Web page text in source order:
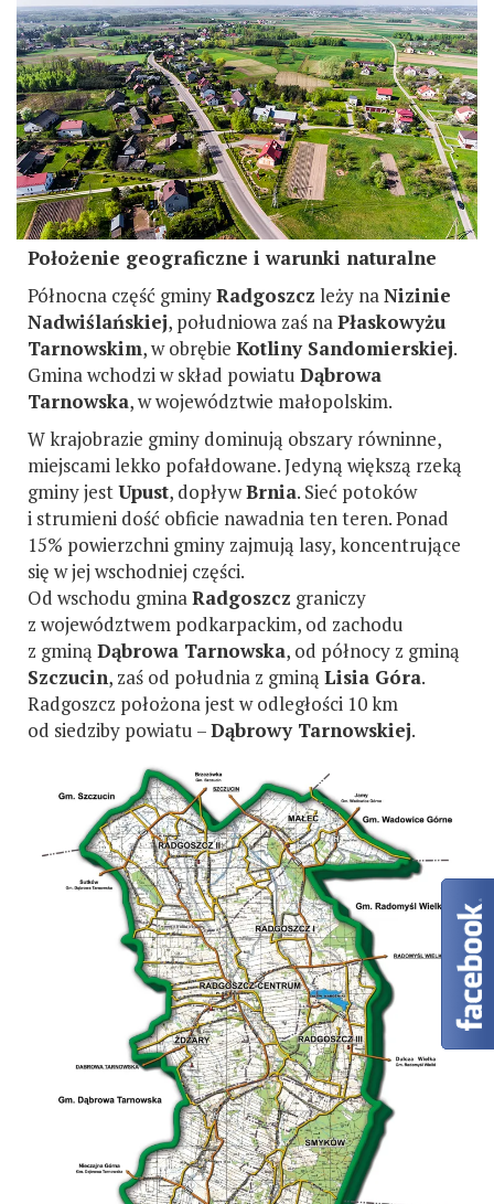
Położenie geograficzne i warunki naturalne
Północna część gminyRadgoszcz leży naNizinie
Nadwiślańskiej, południowa zaś naPłaskowyżu
Tarnowskim, w obrębie Kotliny Sandomierskiej.
Gmina wchodzi w skład powiatu Dąbrowa
Tarnowska, w województwie małopolskim.
W krajobrazie gminy dominują obszary równinne,
miejscami lekko pofałdowane. Jedyną większą rzeką
gminy jestUpust, dopływBrnia. Sieć potoków
i strumieni dość obficie nawadnia ten teren. Ponad
15% powierzchni gminy zajmują lasy, koncentrujące
się w jej wschodniej części.
Od wschodu gminaRadgoszcz graniczy
z województwem podkarpackim, od zachodu
z gminą Dąbrowa Tarnowska, od północy z gminą
Szczucin, zaś od południa z gminą Lisia Góra.
Radgoszcz położona jest w odległości 10 km
od siedziby powiatu –Dąbrowy Tarnowskiej.